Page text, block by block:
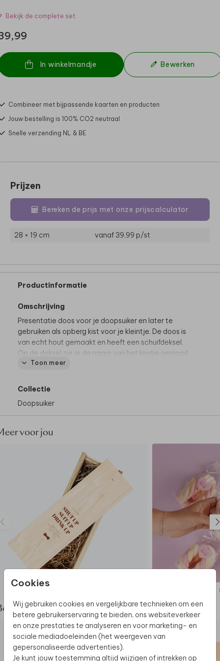
Cookies
Wij gebruiken cookies en vergelijkbare technieken om een
betere gebruikerservaring te bieden, ons websiteverkeer
en onze prestaties te analyseren en voor marketing- en
sociale mediadoeleinden (het weergeven van
gepersonaliseerde advertenties).
Je kunt jouw toestemming altijd wijzigen of intrekken op
Bekijk de complete set
In winkelmandje Bewerken
Combineer met bijpassende kaarten en producten
Jouw bestelling is 100% CO2 neutraal
Snelle verzending NL & BE
Prijzen
Bereken de prijs met onze prijscalculator
28 × 19 cm vanaf 39,99 p/st
Productinformatie
Omschrijving
Presentatie doos voor je doopsuiker en later te
gebruiken als opberg kist voor je kleintje. De doos is
van echt hout gemaakt en heeft een schuifdeksel.
Op de deksel zie je de naam van het kindje omringd
door hartjes. Pas het ontwerp naar wens zelf aan.
deze stijl.
Toon meer
Collectie
Doopsuiker
voor jou
de complete set